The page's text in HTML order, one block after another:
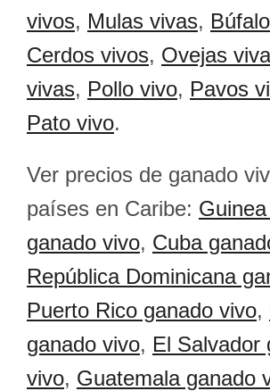
vivos, Mulas vivas,
Cerdos vivos, Ovejas
vivas, Pollo vivo, Pavos
Pato vivo.
Ver precios de ganado
países en Caribe:
ganado vivo, Cuba
República Dominicana
Puerto Rico ganado vivo,
ganado vivo, El Salvador
vivo, Guatemala ganado